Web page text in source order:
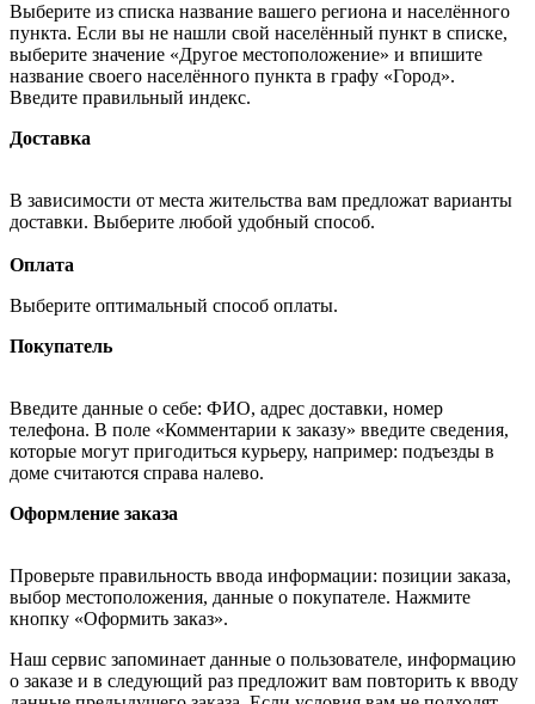
Выберите из списка название вашего региона и населённого
пункта. Если вы не нашли свой населённый пункт в списке,
выберите значение «Другое местоположение» и впишите
название своего населённого пункта в графу «Город».
Введите правильный индекс.
Доставка
В зависимости от места жительства вам предложат варианты
доставки. Выберите любой удобный способ.
Оплата
Выберите оптимальный способ оплаты.
Покупатель
Введите данные о себе: ФИО, адрес доставки, номер
телефона. В поле «Комментарии к заказу» введите сведения,
которые могут пригодиться курьеру, например: подъезды в
доме считаются справа налево.
Оформление заказа
Проверьте правильность ввода информации: позиции заказа,
выбор местоположения, данные о покупателе. Нажмите
кнопку «Оформить заказ».
Наш сервис запоминает данные о пользователе, информацию
о заказе и в следующий раз предложит вам повторить к вводу